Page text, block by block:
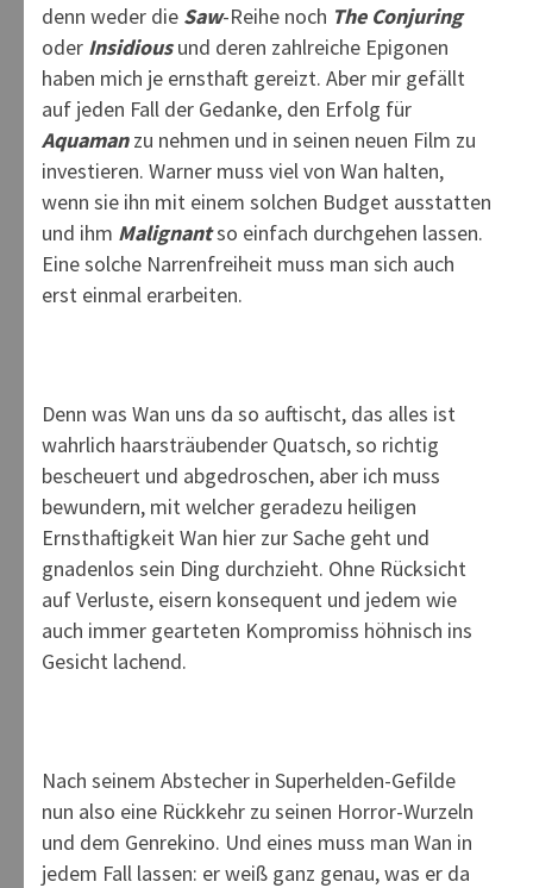
denn weder die Saw-Reihe noch The Conjuring
oder Insidious und deren zahlreiche Epigonen
haben mich je ernsthaft gereizt. Aber mir gefällt
auf jeden Fall der Gedanke, den Erfolg für
Aquaman zu nehmen und in seinen neuen Film zu
investieren. Warner muss viel von Wan halten,
wenn sie ihn mit einem solchen Budget ausstatten
und ihm Malignantso einfach durchgehen lassen.
Eine solche Narrenfreiheit muss man sich auch
erst einmal erarbeiten.
Denn was Wan uns da so auftischt, das alles ist
wahrlich haarsträubender Quatsch, so richtig
bescheuert und abgedroschen, aber ich muss
bewundern, mit welcher geradezu heiligen
Ernsthaftigkeit Wan hier zur Sache geht und
gnadenlos sein Ding durchzieht. Ohne Rücksicht
auf Verluste, eisern konsequent und jedem wie
auch immer gearteten Kompromiss höhnisch ins
Gesicht lachend.
Nach seinem Abstecher in Superhelden-Gefilde
nun also eine Rückkehr zu seinen Horror-Wurzeln
und dem Genrekino. Und eines muss man Wan in
jedem Fall lassen: er weiß ganz genau, was er da